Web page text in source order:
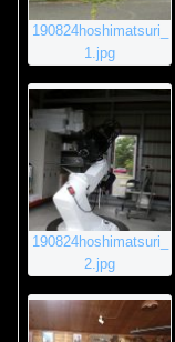
190824hoshimatsuri_
1.jpg
190824hoshimatsuri_
2.jpg